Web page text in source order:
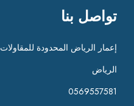
تواصل بنا
إعمار الرياض المحدودة للمقاولات
الرياض
0569557581